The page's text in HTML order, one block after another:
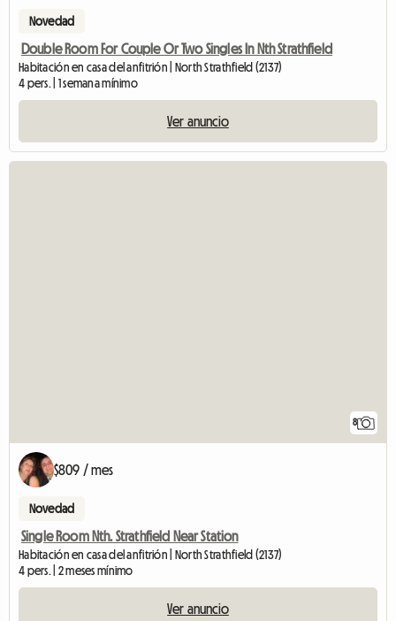
Novedad
Double Room For Couple Or Two Singles In Nth Strathfield
Habitación en casa del anfitrión | North Strathfield (2137)
4 pers. | 1 semana mínimo
Ver anuncio
8
$809 / mes
Novedad
Single Room Nth. Strathfield Near Station
Habitación en casa del anfitrión | North Strathfield (2137)
4 pers. | 2 meses mínimo
Ver anuncio